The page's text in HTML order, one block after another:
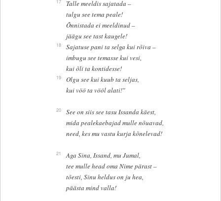
Talle meeldis sajatada –
tulgu see tema peale!
Õnnistada ei meeldinud –
jäägu see tast kaugele!
18
Sajatuse pani ta selga kui rõiva –
imbugu see temasse kui vesi,
kui õli ta kontidesse!
19
Olgu see kui kuub ta seljas,
kui vöö ta vööl alati!"
20
See on siis see tasu Issanda käest,
mida pealekaebajad mulle nõuavad,
need, kes mu vastu kurja kõnelevad!
21
Aga Sina, Issand, mu Jumal,
tee mulle head oma Nime pärast –
tõesti, Sinu heldus on ju hea,
päästa mind valla!